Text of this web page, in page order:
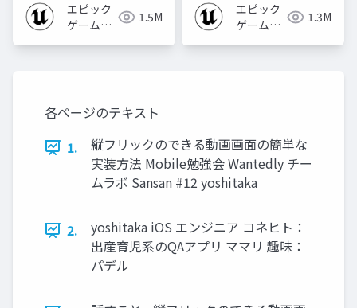
エピック
ゲームズ
1.5M
2024]
エピック
ゲームズ
1.3M
各ページのテキスト
1.
縦フリックのできる動画画面の簡単な
実装方法 Mobile勉強会 Wantedly チー
ムラボ Sansan #12 yoshitaka
2.
yoshitaka iOS エンジニア コネヒト：
出産育児系のQAアプリ ママリ 趣味：
パデル